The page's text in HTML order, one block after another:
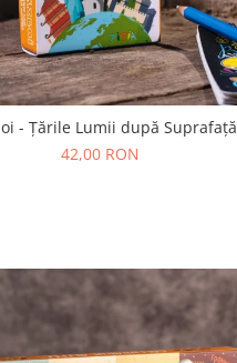
- Țările Lumii după Suprafață
42,00 RON